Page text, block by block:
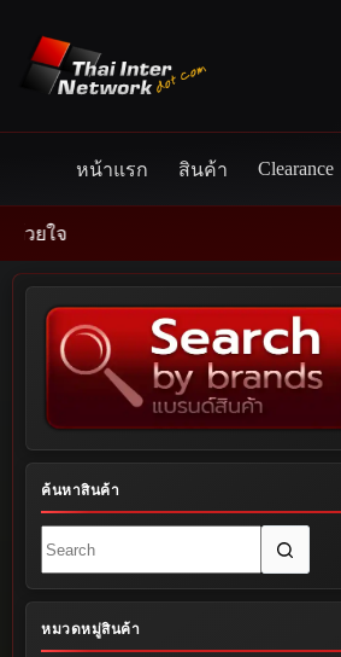
content
หน้าแรก สินค้า Clearance
ค้นหาสินค้า
results
หมวดหมู่สินค้า